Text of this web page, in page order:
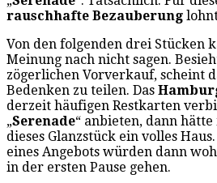
rauschhafte Bezauberung
Von den folgenden drei Stücken
Meinung nach nicht sagen.
zögerlichen Vorverkauf, scheint
Bedenken zu teilen. Das
derzeit häufigen Restkarten
„Serenade“ anbieten, dann
dieses Glanzstück ein volles
eines Angebots würden dann
in der ersten Pause gehen.